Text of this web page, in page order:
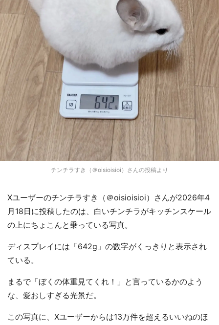
チンチラすき（＠oisioisioi）さんの投稿より
Xユーザーのチンチラすき（＠oisioisioi）さんが2026年4
月18日に投稿したのは、白いチンチラがキッチンスケール
の上にちょこんと乗っている写真。
ディスプレイには「642g」の数字がくっきりと表示され
ている。
まるで「ぼくの体重見てくれ！」と言っているかのよう
な、愛おしすぎる光景だ。
この写真に、Xユーザーからは13万件を超えるいいねのほ